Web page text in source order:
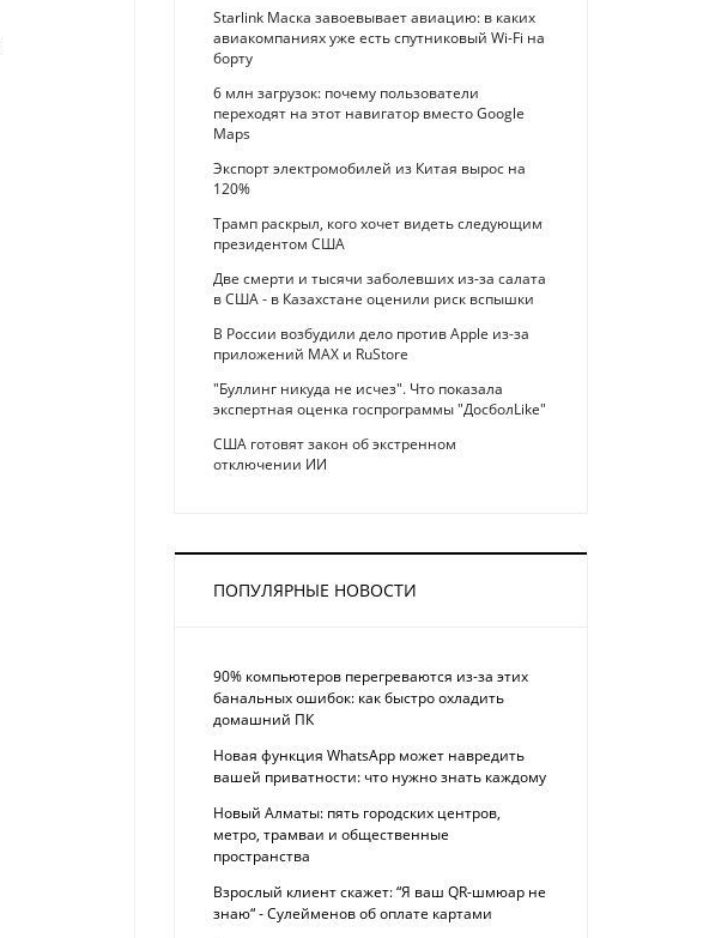
Starlink Маска завоевывает авиацию: в каких
авиакомпаниях уже есть спутниковый Wi-Fi на
борту
6 млн загрузок: почему пользователи
переходят на этот навигатор вместо Google
Maps
Экспорт электромобилей из Китая вырос на
120%
Трамп раскрыл, кого хочет видеть следующим
президентом США
Две смерти и тысячи заболевших из-за салата
в США - в Казахстане оценили риск вспышки
В России возбудили дело против Apple из-за
приложений MAX и RuStore
"Буллинг никуда не исчез". Что показала
экспертная оценка госпрограммы "ДосболLike"
США готовят закон об экстренном
отключении ИИ
ПОПУЛЯРНЫЕ НОВОСТИ
90% компьютеров перегреваются из-за этих
банальных ошибок: как быстро охладить
домашний ПК
Новая функция WhatsApp может навредить
вашей приватности: что нужно знать каждому
Новый Алматы: пять городских центров,
метро, трамваи и общественные
пространства
Взрослый клиент скажет: “Я ваш QR-шмюар не
знаю“ - Сулейменов об оплате картами